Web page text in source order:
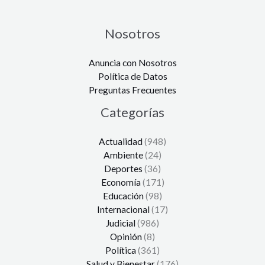
Nosotros
Anuncia con Nosotros
Política de Datos
Preguntas Frecuentes
Categorías
Actualidad(948)
Ambiente(24)
Deportes (36)
Economía(171)
Educación(98)
Internacional(17)
Judicial(986)
Opinión(8)
Política(361)